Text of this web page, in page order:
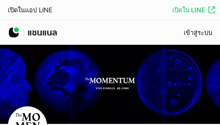
เปิดในแอป LINE เปิดใน LINE
แชนแนล เข้าสู่ระบบ